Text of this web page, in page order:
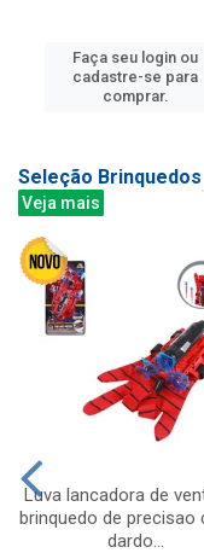
Faça seu login ou
cadastre-se para
comprar.
Seleção Brinquedos
Veja mais
Luva lancadora de
brinquedo de precisao
dardo...